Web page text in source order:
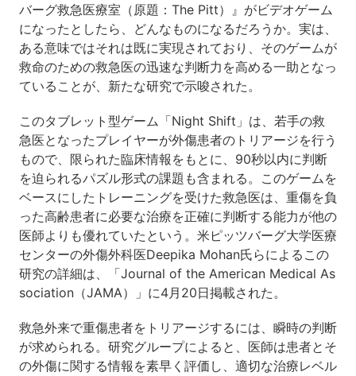
バーグ救急医療室（原題：The Pitt）』がビデオゲーム
になったとしたら、どんなものになるだろうか。実は、
ある意味ではそれは既に実現されており、そのゲームが
救命のための救急医の迅速な判断力を高める一助となっ
ていることが、新たな研究で示唆された。
このタブレット型ゲーム「Night Shift」は、若手の救
急医となったプレイヤーが外傷患者のトリアージを行う
もので、限られた臨床情報をもとに、90秒以内に判断
を迫られるパズル形式の課題も含まれる。このゲームを
ベースにしたトレーニングを受けた救急医は、重傷を負
った高齢患者に必要な治療を正確に判断する能力が他の
医師よりも優れていたという。米ピッツバーグ大学医療
センターの外傷外科医Deepika Mohan氏らによるこの
研究の詳細は、「Journal of the American Medical As
sociation（JAMA）」に4月20日掲載された。
救急外来で重傷患者をトリアージするには、瞬時の判断
が求められる。研究グループによると、医師は患者とそ
の外傷に関する情報を素早く評価し、適切な治療レベル